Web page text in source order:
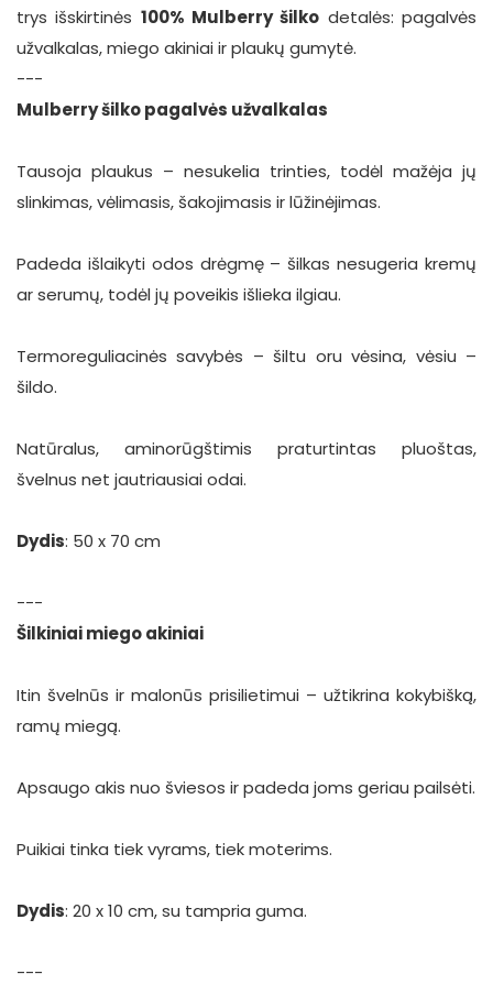
trys išskirtinės 100% Mulberry šilko detalės: pagalvės
užvalkalas, miego akiniai ir plaukų gumytė.
---
Mulberry šilko pagalvės užvalkalas
Tausoja plaukus – nesukelia trinties, todėl mažėja jų
slinkimas, vėlimasis, šakojimasis ir lūžinėjimas.
Padeda išlaikyti odos drėgmę – šilkas nesugeria kremų
ar serumų, todėl jų poveikis išlieka ilgiau.
Termoreguliacinės savybės – šiltu oru vėsina, vėsiu –
šildo.
Natūralus, aminorūgštimis praturtintas pluoštas,
švelnus net jautriausiai odai.
Dydis: 50 x 70 cm
---
Šilkiniai miego akiniai
Itin švelnūs ir malonūs prisilietimui – užtikrina kokybišką,
ramų miegą.
Apsaugo akis nuo šviesos ir padeda joms geriau pailsėti.
Puikiai tinka tiek vyrams, tiek moterims.
Dydis: 20 x 10 cm, su tampria guma.
---